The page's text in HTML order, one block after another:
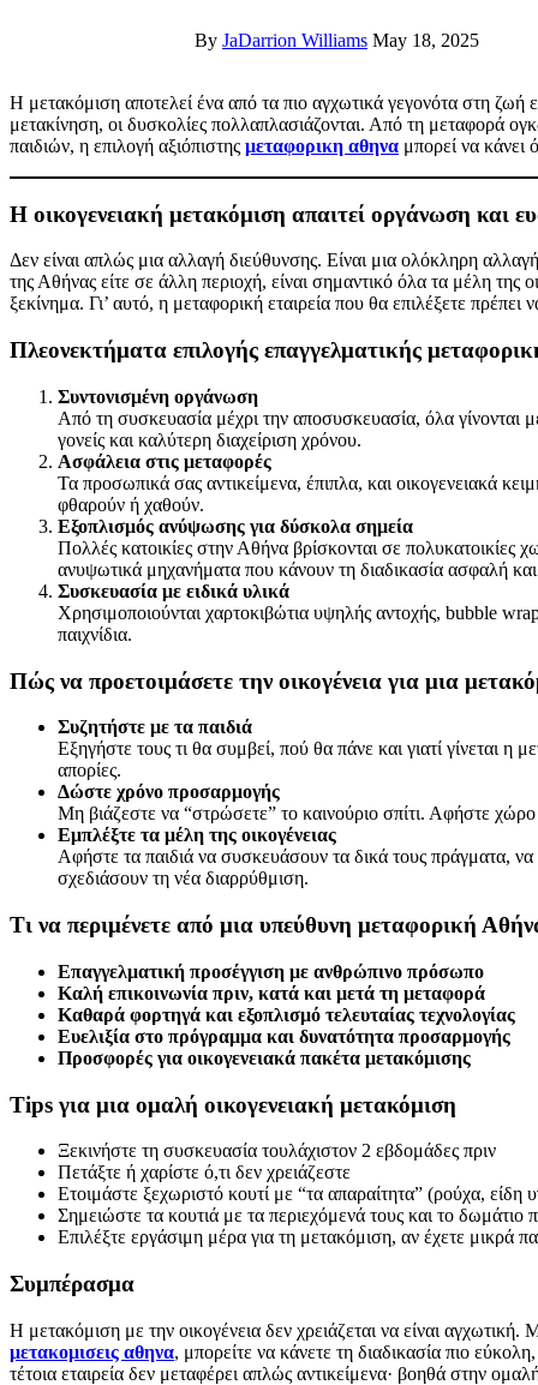
By JaDarrion Williams May 18, 2025
Η μετακόμιση αποτελεί ένα από τα πιο αγχωτικά γεγονότα στη ζωή ενός ανθρώπου — και όταν πρόκειται για οικογενειακή
μετακίνηση, οι δυσκολίες πολλαπλασιάζονται. Από τη μεταφορά
παιδιών, η επιλογή αξιόπιστης μεταφορικη αθηνα μπορεί να κάνει
Η οικογενειακή μετακόμιση απαιτεί οργάνωση και
Δεν είναι απλώς μια αλλαγή διεύθυνσης. Είναι μια ολόκληρη
της Αθήνας είτε σε άλλη περιοχή, είναι σημαντικό όλα τα μέλη της
ξεκίνημα. Γι’ αυτό, η μεταφορική εταιρεία που θα επιλέξετε
Πλεονεκτήματα επιλογής επαγγελματικής
Συντονισμένη οργάνωση
Από τη συσκευασία μέχρι την αποσυσκευασία, όλα γίνονται
γονείς και καλύτερη διαχείριση χρόνου.
Ασφάλεια στις μεταφορές
Τα προσωπικά σας αντικείμενα, έπιπλα, και οικογενειακά
φθαρούν ή χαθούν.
Εξοπλισμός ανύψωσης για δύσκολα σημεία
Πολλές κατοικίες στην Αθήνα βρίσκονται σε πολυκατοικίες
ανυψωτικά μηχανήματα που κάνουν τη διαδικασία ασφαλή
Συσκευασία με ειδικά υλικά
Χρησιμοποιούνται χαρτοκιβώτια υψηλής αντοχής, bubble
παιχνίδια.
Πώς να προετοιμάσετε την οικογένεια για μια
Συζητήστε με τα παιδιά
Εξηγήστε τους τι θα συμβεί, πού θα πάνε και γιατί γίνεται
απορίες.
Δώστε χρόνο προσαρμογής
Μη βιάζεστε να “στρώσετε” το καινούριο σπίτι. Αφήστε
Εμπλέξτε τα μέλη της οικογένειας
Αφήστε τα παιδιά να συσκευάσουν τα δικά τους πράγματα,
σχεδιάσουν τη νέα διαρρύθμιση.
Τι να περιμένετε από μια υπεύθυνη μεταφορική
Επαγγελματική προσέγγιση με ανθρώπινο πρόσωπο
Καλή επικοινωνία πριν, κατά και μετά τη μεταφορά
Καθαρά φορτηγά και εξοπλισμό τελευταίας τεχνολογίας
Ευελιξία στο πρόγραμμα και δυνατότητα προσαρμογής
Προσφορές για οικογενειακά πακέτα μετακόμισης
Tips για μια ομαλή οικογενειακή μετακόμιση
Ξεκινήστε τη συσκευασία τουλάχιστον 2 εβδομάδες πριν
Πετάξτε ή χαρίστε ό,τι δεν χρειάζεστε
Ετοιμάστε ξεχωριστό κουτί με “τα απαραίτητα” (ρούχα, είδη
Σημειώστε τα κουτιά με τα περιεχόμενά τους και το δωμάτιο
Επιλέξτε εργάσιμη μέρα για τη μετακόμιση, αν έχετε μικρά
Συμπέρασμα
Η μετακόμιση με την οικογένεια δεν χρειάζεται να είναι αγχωτική.
μετακομισεις αθηνα, μπορείτε να κάνετε τη διαδικασία πιο
τέτοια εταιρεία δεν μεταφέρει απλώς αντικείμενα· βοηθά στην